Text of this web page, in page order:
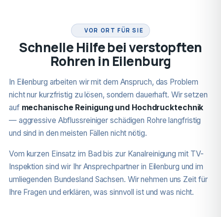
VOR ORT FÜR SIE
Schnelle Hilfe bei verstopften
Rohren in Eilenburg
In Eilenburg arbeiten wir mit dem Anspruch, das Problem
nicht nur kurzfristig zu lösen, sondern dauerhaft. Wir setzen
auf mechanische Reinigung und Hochdrucktechnik
— aggressive Abflussreiniger schädigen Rohre langfristig
und sind in den meisten Fällen nicht nötig.
Vom kurzen Einsatz im Bad bis zur Kanalreinigung mit TV-
Inspektion sind wir Ihr Ansprechpartner in Eilenburg und im
umliegenden Bundesland Sachsen. Wir nehmen uns Zeit für
Ihre Fragen und erklären, was sinnvoll ist und was nicht.